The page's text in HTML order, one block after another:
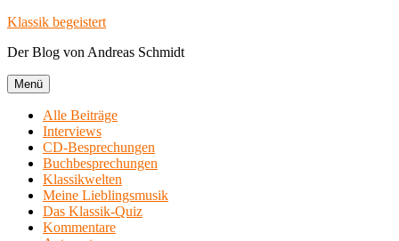
Zum
springen
Klassik begeistert
Der Blog von Andreas Schmidt
Menü
Alle Beiträge
Interviews
CD-Besprechungen
Buchbesprechungen
Klassikwelten
Meine Lieblingsmusik
Das Klassik-Quiz
Kommentare